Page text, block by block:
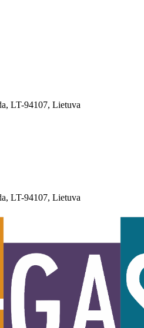
LT-94107, Lietuva
LT-94107, Lietuva